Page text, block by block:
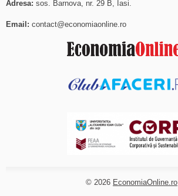
Adresa: sos. Barnova, nr. 29 B, Iasi.
Email: contact@economiaonline.ro
© 2026 EconomiaOnline.ro